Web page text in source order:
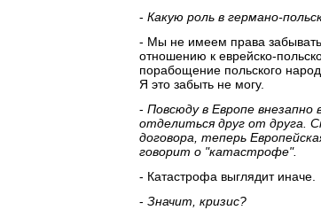
- Какую роль в германо-
- Мы не имеем права
отношению к еврейско-
порабощение польского
Я это забыть не могу.
- Повсюду в Европе
отделиться друг от друга.
договора, теперь
говорит о "катастрофе".
- Катастрофа выглядит иначе.
- Значит, кризис?